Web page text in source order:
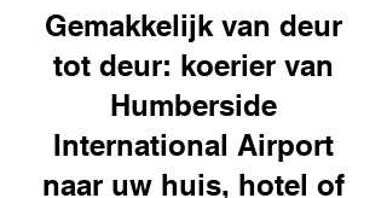
Gemakkelijk van deur
tot deur: koerier van
Humberside
International Airport
naar uw huis, hotel of